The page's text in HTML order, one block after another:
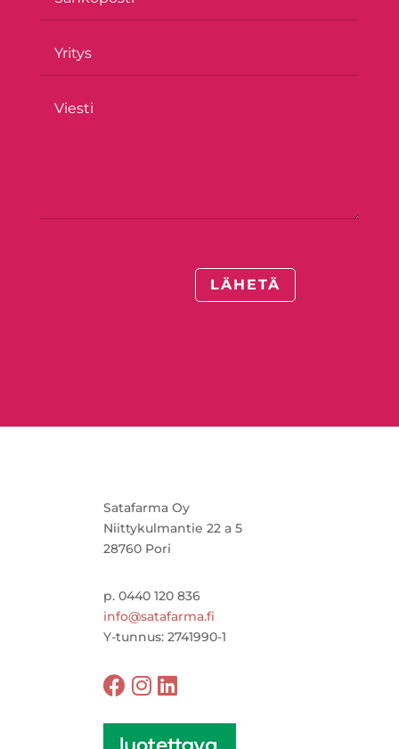
LÄHETÄ
Satafarma Oy
Niittykulmantie 22 a 5
28760 Pori
p. 0440 120 836
info@satafarma.fi
Y-tunnus: 2741990-1